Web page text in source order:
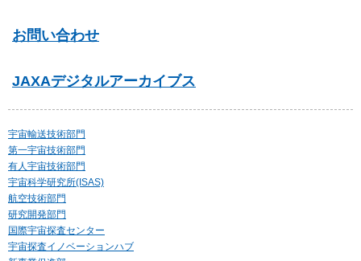
お問い合わせ
JAXAデジタルアーカイブス
宇宙輸送技術部門
第一宇宙技術部門
有人宇宙技術部門
宇宙科学研究所(ISAS)
航空技術部門
研究開発部門
国際宇宙探査センター
宇宙探査イノベーションハブ